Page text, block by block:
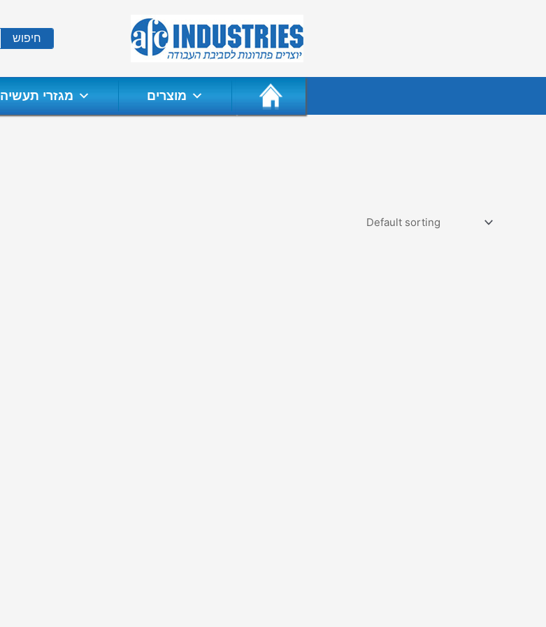
חיפוש
מגזרי תעשיה מוצרים